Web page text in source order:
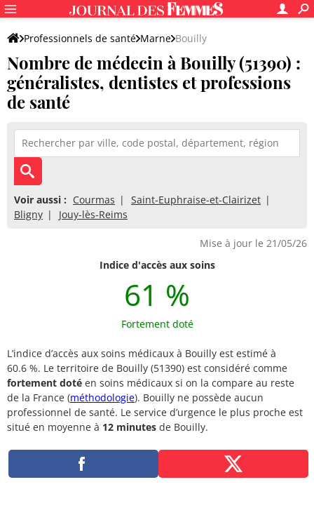
Professionnels de santé Marne Bouilly
Nombre de médecin à Bouilly (51390) :
généralistes, dentistes et professions
de santé
Voir aussi : Courmas
Saint-Euphraise-et-Clairizet
Bligny
Jouy-lès-Reims
Mise à jour le 21/05/26
Indice d'accès aux soins
61 %
Fortement doté
L’indice d’accès aux soins médicaux à Bouilly est estimé à
60.6 %. Le territoire de Bouilly (51390) est considéré comme
fortement doté en soins médicaux si on la compare au reste
de la France (méthodologie). Bouilly ne possède aucun
professionnel de santé. Le service d’urgence le plus proche est
situé en moyenne à 12 minutes de Bouilly.